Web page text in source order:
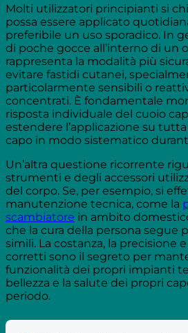
Molti utilizzatori principianti si
possa essere applicato
preferibile un uso sporadico. In
di poche gocce all’interno di un
rappresenta la modalità più
evitare fastidi cutanei,
particolarmente sensibili o
concentrati. È fondamentale
risposta individuale del cuoio
estendere l’applicazione su
capo in modo sistematico
Un’altra questione ricorrente
strumenti e degli accessori
del corpo. Se, per esempio, si
manutenzione tecnica, come la
scambiatore in ambito
che la cura della persona segue
simili. La costanza, la precisione
corretti sono il segreto per
funzionalità dei propri impianti
bellezza e la salute dei propri
periodo.